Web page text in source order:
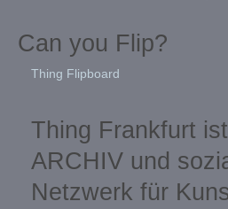
Can you Flip?
Thing Flipboard
Thing Frankfurt
ARCHIV und
Netzwerk für